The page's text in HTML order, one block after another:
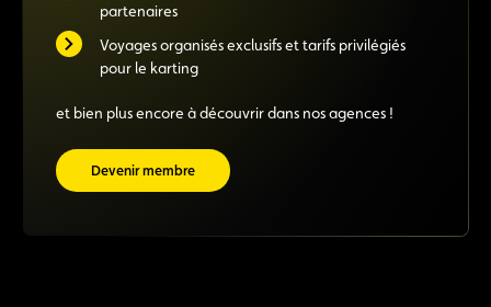
partenaires
Voyages organisés exclusifs et tarifs privilégiés
pour le karting
et bien plus encore à découvrir dans nos agences !
Devenir membre